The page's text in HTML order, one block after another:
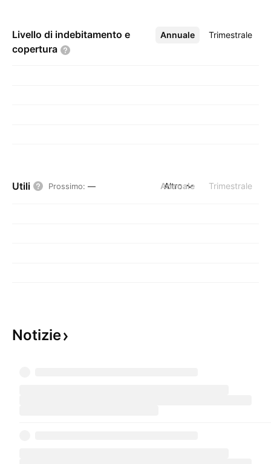
Livello di indebitamento e
copertura
Annuale Trimestrale
Altro
Utili Prossimo: — Annuale Trimestrale
Altro
Notizie